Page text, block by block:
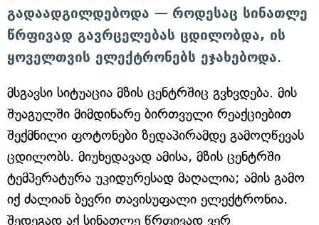
გადაადგილდებოდა — როდესაც სინათლე
წრფივად გავრცელებას ცდილობდა, ის
ყოველთვის ელექტრონებს ეჯახებოდა.
მსგავსი სიტუაცია მზის ცენტრშიც გვხვდება. მის
შუაგულში მიმდინარე ბირთვული რეაქციებით
შექმნილი ფოტონები ზედაპირამდე გამოღწევას
ცდილობს. მიუხედავად ამისა, მზის ცენტრში
ტემპერატურა უკიდურესად მაღალია; ამის გამო
იქ ძალიან ბევრი თავისუფალი ელექტრონია.
შედეგად აქ სინათლე წრფივად ვერ